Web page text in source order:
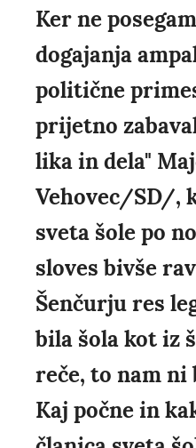
Ker ne
dogajanja
politične
prijetno
lika in dela"
Vehovec/SD/,
sveta šole po
sloves bivše
Šenčurju res
bila šola kot iz
reče, to nam
Kaj počne in